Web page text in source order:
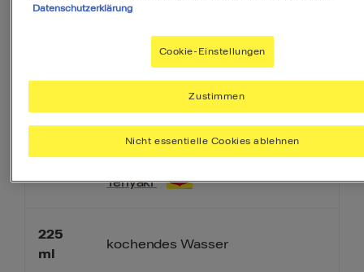
Portion
225
ml
MAGGI Magic Asia Saucy Noodles
Teriyaki
kochendes Wasser
Datenschutzerklärung
Cookie-Einstellungen
Nicht essentielle Cookies ablehnen
Zustimmen